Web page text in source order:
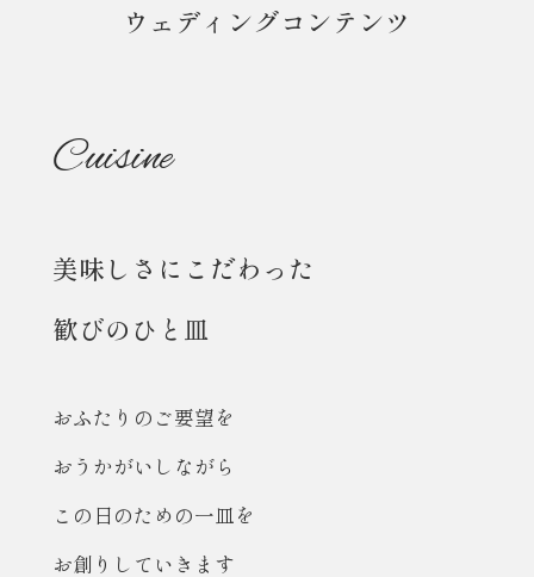
ウェディングコンテンツ
Cuisine
美味しさにこだわった
歓びのひと皿
おふたりのご要望を
おうかがいしながら
この日のための一皿を
お創りしていきます